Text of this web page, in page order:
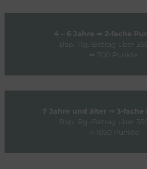
4 – 6 Jahre ⇒ 2-fache
Bsp.: Rg.-Betrag über
⇒ 700 Punkte
7 Jahre und älter ⇒ 3-fache
Bsp.: Rg.-Betrag über
⇒ 1050 Punkte